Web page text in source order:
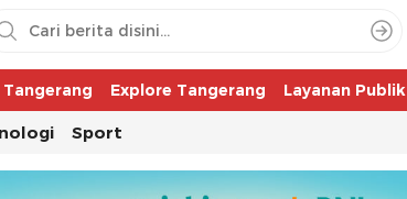
Explore Tangerang Layanan Publik
Sport